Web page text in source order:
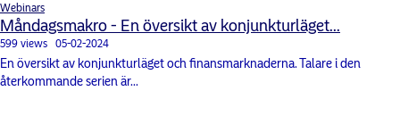
Webinars
Måndagsmakro - En översikt av konjunkturläget...
599 views 05-02-2024
En översikt av konjunkturläget och finansmarknaderna. Talare i den
återkommande serien är...